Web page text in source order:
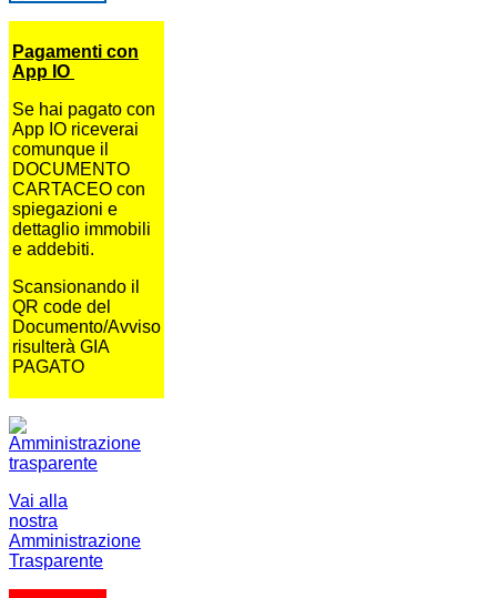
Pagamenti con
App IO
Se hai pagato con
App IO riceverai
comunque il
DOCUMENTO
CARTACEO con
spiegazioni e
dettaglio immobili
e addebiti.
Scansionando il
QR code del
Documento/Avviso
risulterà GIA
PAGATO
Vai alla
nostra
Amministrazione
Trasparente